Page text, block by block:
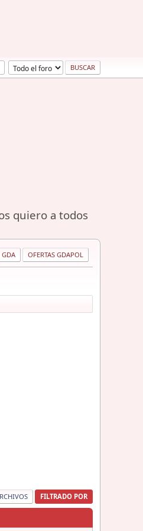
quiero a todos
GDA OFERTAS GDAPOL
FILTRADO POR